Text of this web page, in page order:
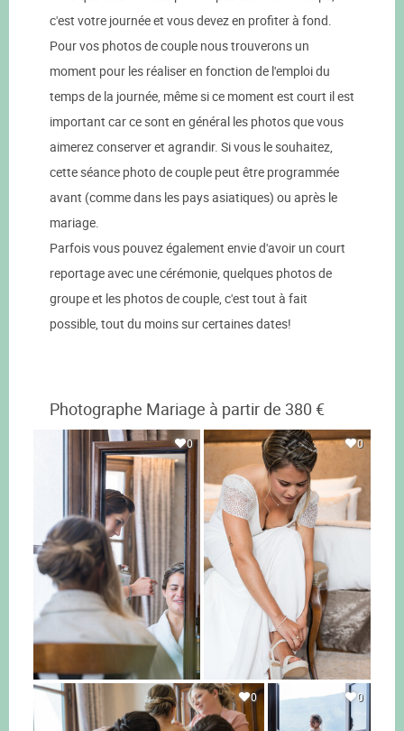
c'est votre journée et vous devez en profiter à fond.
Pour vos photos de couple nous trouverons un
moment pour les réaliser en fonction de l'emploi du
temps de la journée, même si ce moment est court il est
important car ce sont en général les photos que vous
aimerez conserver et agrandir. Si vous le souhaitez,
cette séance photo de couple peut être programmée
avant (comme dans les pays asiatiques) ou après le
mariage.
Parfois vous pouvez également envie d'avoir un court
reportage avec une cérémonie, quelques photos de
groupe et les photos de couple, c'est tout à fait
possible, tout du moins sur certaines dates!
Photographe Mariage à partir de 380 €
0 0
0 0